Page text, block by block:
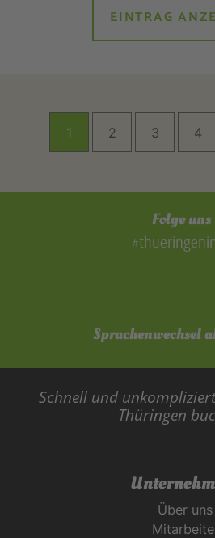
EINTRAG
1 2 3 4
Folge uns
Sprachenwechsel
Schnell und
Thüringen
Über uns